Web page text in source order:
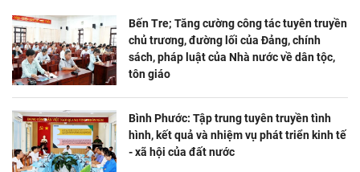
Bến Tre; Tăng cường công tác tuyên truyền
chủ trương, đường lối của Đảng, chính
sách, pháp luật của Nhà nước về dân tộc,
tôn giáo
Bình Phước: Tập trung tuyên truyền tình
hình, kết quả và nhiệm vụ phát triển kinh tế
- xã hội của đất nước